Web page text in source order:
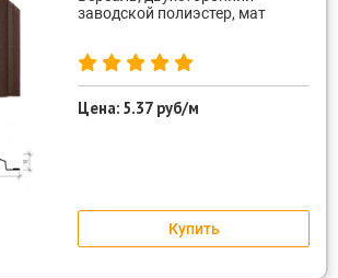
заводской полиэстер, мат
Цена: 5.37 руб/м
Купить